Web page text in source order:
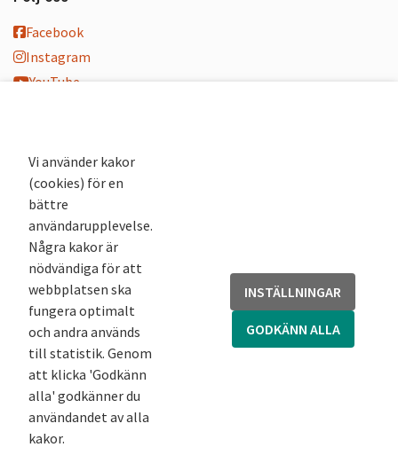
Facebook
Instagram
YouTube
Nyhetsbrev
Andra webbplatser
Arkivsök
Fornsök
Fornreg
Bebyggelseregistret
Runor
Kringla
Vi använder kakor
(cookies) för en
bättre
användarupplevelse.
Några kakor är
nödvändiga för att
webbplatsen ska
fungera optimalt
och andra används
till statistik. Genom
att klicka 'Godkänn
alla' godkänner du
användandet av alla
kakor.
INSTÄLLNINGAR
GODKÄNN ALLA